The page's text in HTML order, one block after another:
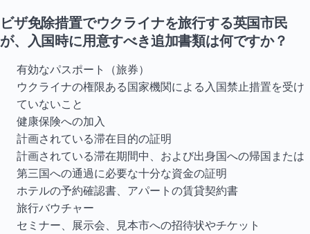
ビザ免除措置でウクライナを旅行する英国市民
が、入国時に用意すべき追加書類は何ですか？
有効なパスポート（旅券）
ウクライナの権限ある国家機関による入国禁止措置を受け
ていないこと
健康保険への加入
計画されている滞在目的の証明
計画されている滞在期間中、および出身国への帰国または
第三国への通過に必要な十分な資金の証明
ホテルの予約確認書、アパートの賃貸契約書
旅行バウチャー
セミナー、展示会、見本市への招待状やチケット